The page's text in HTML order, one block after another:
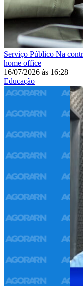
Serviço Público Na
home office
16/07/2026 às 16:28
Educação